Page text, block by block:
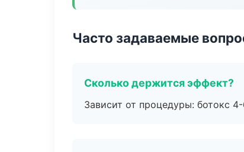
Часто задаваемые
Сколько держится эффект?
Зависит от процедуры: ботокс